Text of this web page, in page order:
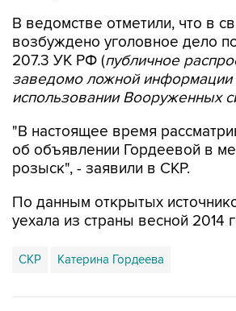
В ведомстве отметили, что в
возбуждено уголовное дело
207.3 УК РФ (публичное
заведомо ложной информации
использовании Вооруженных
"В настоящее время
об объявлении Гордеевой в
розыск", - заявили в СКР.
По данным открытых
уехала из страны весной 2014
СКР Катерина Гордеева